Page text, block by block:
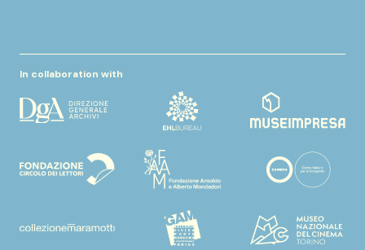
In collaboration with